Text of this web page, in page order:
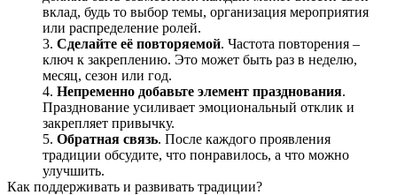
вклад, будь то выбор темы, организация мероприятия
или распределение ролей.
Сделайте её повторяемой. Частота повторения –
ключ к закреплению. Это может быть раз в неделю,
месяц, сезон или год.
Непременно добавьте элемент празднования.
Празднование усиливает эмоциональный отклик и
закрепляет привычку.
Обратная связь. После каждого проявления
традиции обсудите, что понравилось, а что можно
улучшить.
Как поддерживать и развивать традиции?